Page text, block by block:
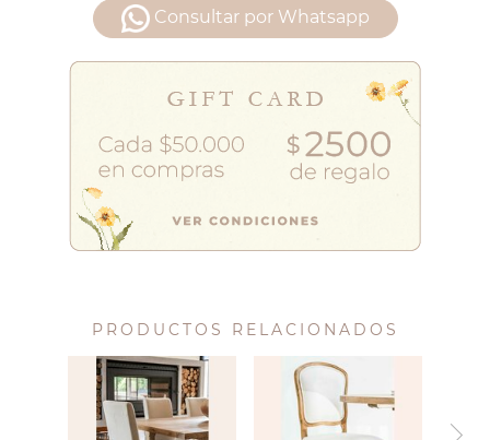
Consultar por Whatsapp
PRODUCTOS RELACIONADOS